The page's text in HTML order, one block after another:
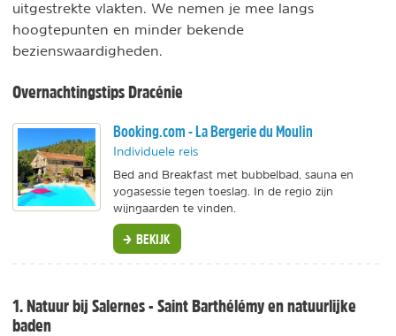
uitgestrekte vlakten. We nemen je mee langs
hoogtepunten en minder bekende
bezienswaardigheden.
Overnachtingstips Dracénie
Booking.com - La Bergerie du Moulin
Individuele reis
Bed and Breakfast met bubbelbad, sauna en
yogasessie tegen toeslag. In de regio zijn
wijngaarden te vinden.
BEKIJK
1. Natuur bij Salernes - Saint Barthélémy en natuurlijke
baden